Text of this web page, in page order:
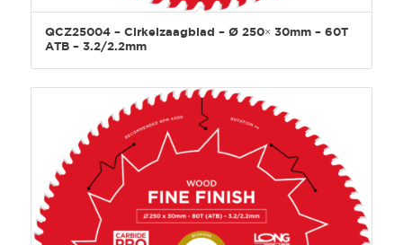
QCZ25004 – Cirkelzaagblad – Ø 250× 30mm – 60T
ATB – 3.2/2.2mm